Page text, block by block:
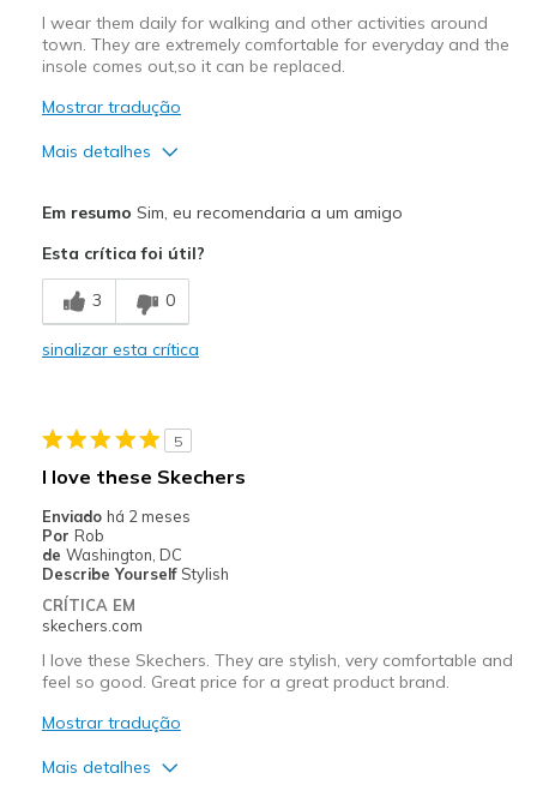
View On Shoes
Shoes are for Wearing
I wear them daily for walking and other activities around
town. They are extremely comfortable for everyday and the
insole comes out,so it can be replaced.
Mostrar tradução
Mais detalhes
Breathe Well
Comfortable
View On Shoes
Em resumo Sim, eu recomendaria a um amigo
Esta crítica foi útil?
3 0
sinalizar esta crítica
5
I love these Skechers
Enviado há 2 meses
Por Rob
de Washington, DC
Describe Yourself Stylish
CRÍTICA EM
skechers.com
I love these Skechers. They are stylish, very comfortable and
feel so good. Great price for a great product brand.
Mostrar tradução
Mais detalhes